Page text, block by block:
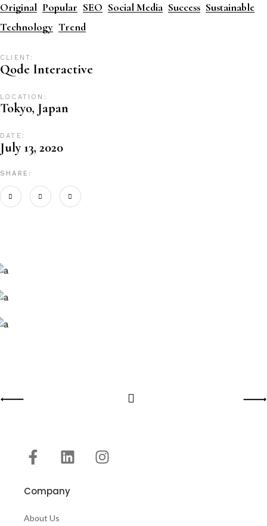
Original Popular SEO Social Media Success Sustainable
Technology Trend
CLIENT:
Qode Interactive
LOCATION:
Tokyo, Japan
DATE:
July 13, 2020
SHARE:
Company
About Us